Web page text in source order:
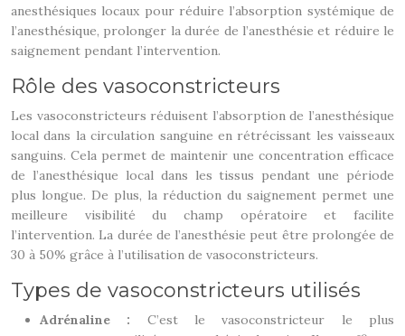
anesthésiques locaux pour réduire l’absorption systémique de
l’anesthésique, prolonger la durée de l’anesthésie et réduire le
saignement pendant l’intervention.
Rôle des vasoconstricteurs
Les vasoconstricteurs réduisent l’absorption de l’anesthésique
local dans la circulation sanguine en rétrécissant les vaisseaux
sanguins. Cela permet de maintenir une concentration efficace
de l’anesthésique local dans les tissus pendant une période
plus longue. De plus, la réduction du saignement permet une
meilleure visibilité du champ opératoire et facilite
l’intervention. La durée de l’anesthésie peut être prolongée de
30 à 50% grâce à l’utilisation de vasoconstricteurs.
Types de vasoconstricteurs utilisés
Adrénaline : C’est le vasoconstricteur le plus